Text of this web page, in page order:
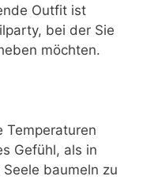
Outfit ist
bei der Sie
möchten.
Temperaturen
Gefühl, als in
baumeln zu